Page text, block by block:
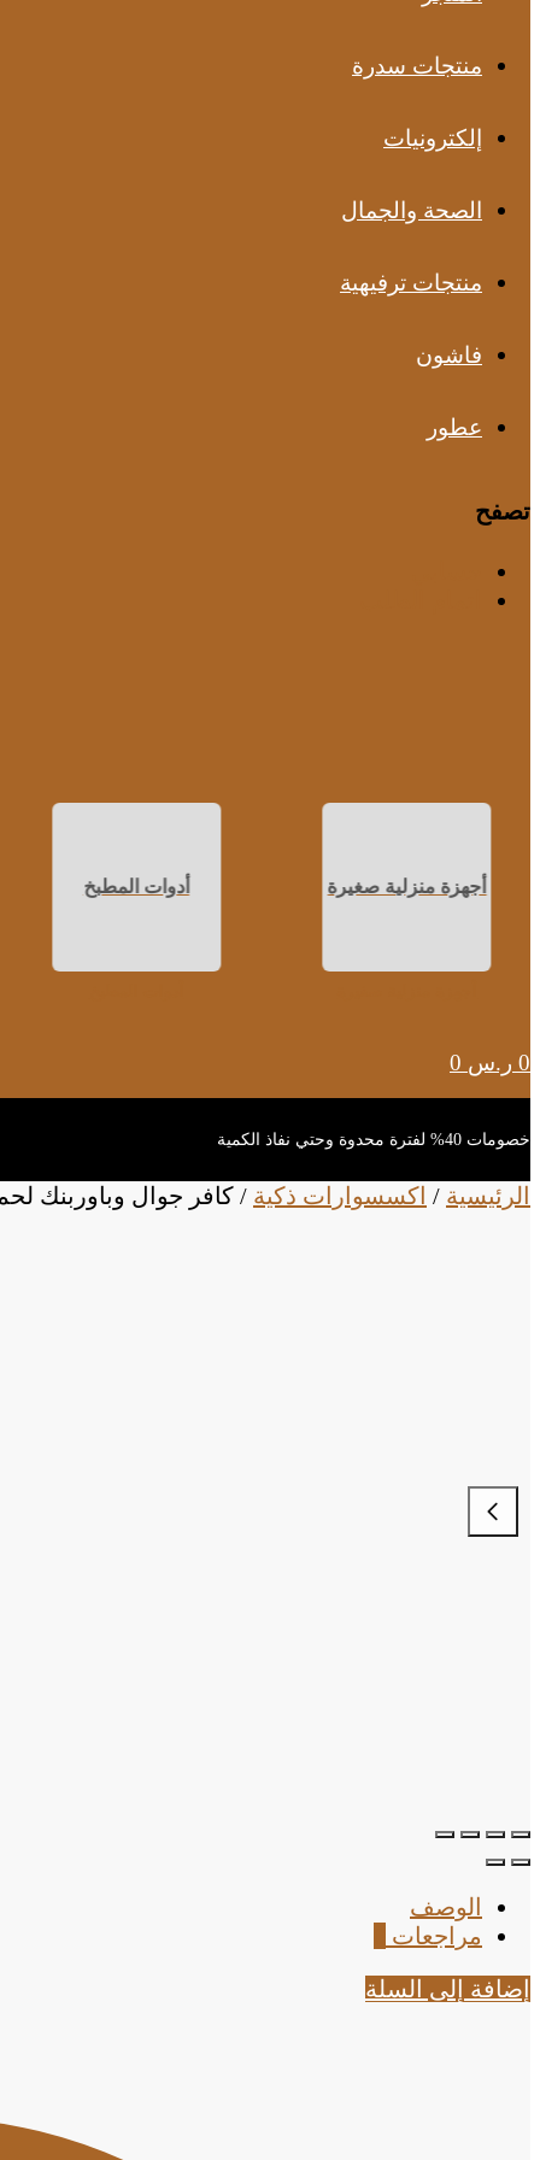
منتجات سدرة
إلكترونيات
الصحة والجمال
منتجات ترفيهية
فاشون
عطور
تصفح
أجهزة منزلية صغيرة أدوات المطبخ
0 ر.س 0
خصومات 40% لفترة محدوة وحتي نفاذ الكمية
الرئيسية / اكسسوارات ذكية / كافر جوال وباوربنك
الوصف
مراجعات
إضافة إلى السلة